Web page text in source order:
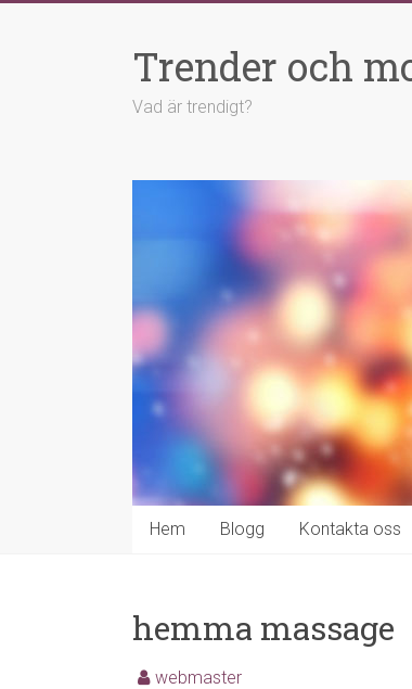
Trender och
Vad är trendigt?
Hem Blogg Kontakta oss
hemma massage
webmaster